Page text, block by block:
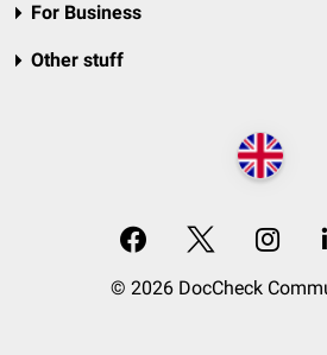
For Business
Other stuff
© 2026 DocCheck